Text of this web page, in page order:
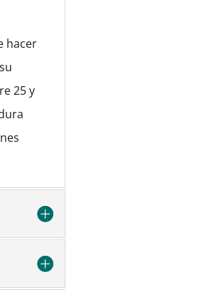
hacer
25 y